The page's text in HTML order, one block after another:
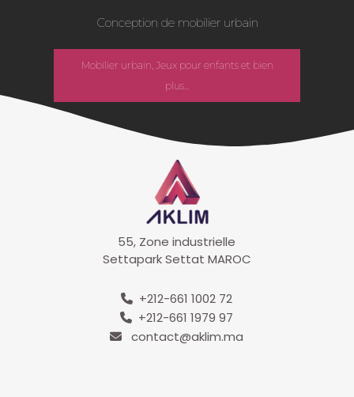
Conception de mobilier urbain
Mobilier urbain, Jeux pour enfants et bien
plus...
55, Zone industrielle
Settapark Settat MAROC
+212-661 1002 72
+212-661 1979 97
contact@aklim.ma